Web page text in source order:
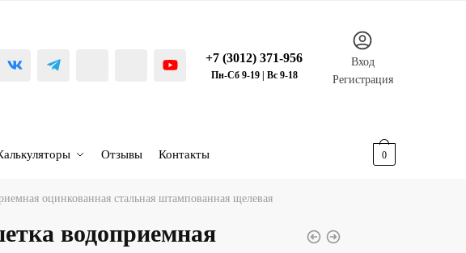
+7 (3012) 371-956
Пн-Сб 9-19 | Вс 9-18
Вход
Регистрация
Отзывы Контакты 0
оцинкованная стальная штампованная щелевая
водоприемная